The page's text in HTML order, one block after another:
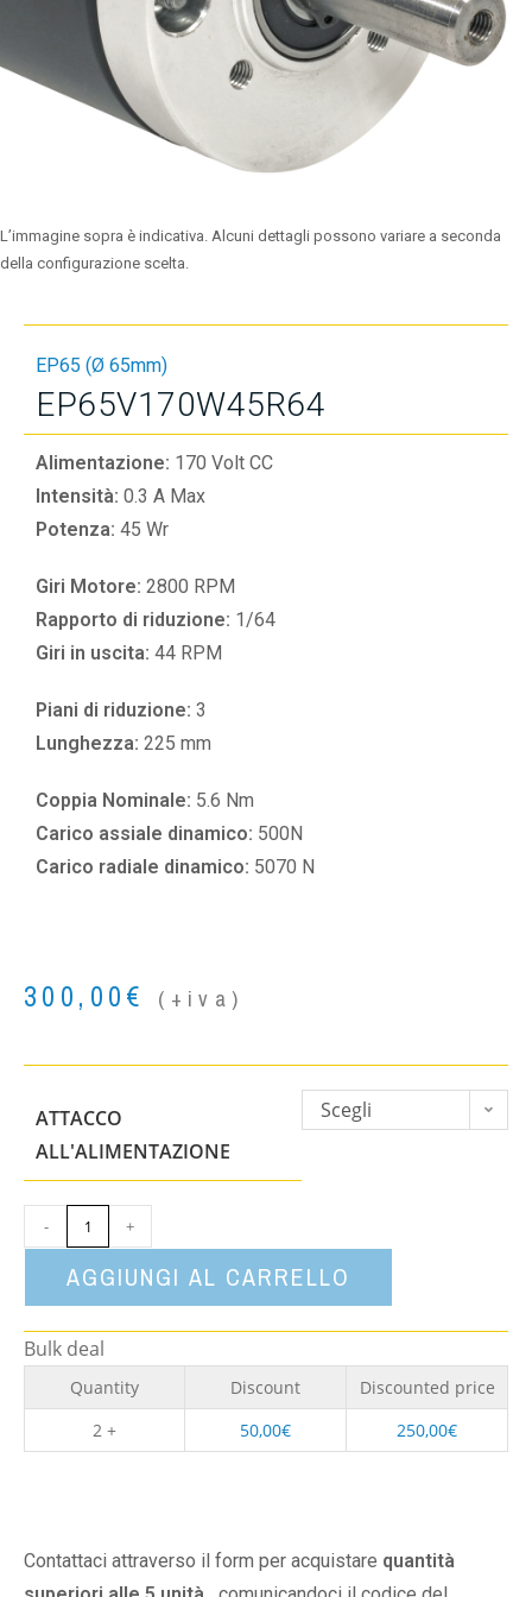
L’immagine sopra è indicativa. Alcuni dettagli possono variare a seconda
della configurazione scelta.
EP65 (Ø 65mm)
EP65V170W45R64
Alimentazione: 170 Volt CC
Intensità: 0.3 A Max
Potenza: 45 Wr
Giri Motore: 2800 RPM
Rapporto di riduzione: 1/64
Giri in uscita: 44 RPM
Piani di riduzione: 3
Lunghezza: 225 mm
Coppia Nominale: 5.6 Nm
Carico assiale dinamico: 500N
Carico radiale dinamico: 5070 N
300,00€ (+iva)
ATTACCO
ALL'ALIMENTAZIONE
Scegli
- +
AGGIUNGI AL CARRELLO
Bulk deal
Quantity Discount
Discounted price
2 +
50,00€ 250,00€
Contattaci attraverso il form per acquistare quantità